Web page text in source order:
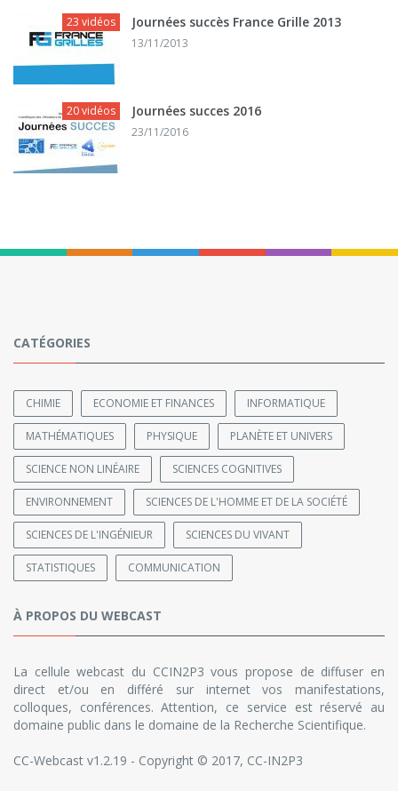
23 vidéos Journées succès France Grille 2013
13/11/2013
20 vidéos Journées succes 2016
23/11/2016
CATÉGORIES
CHIMIE ECONOMIE ET FINANCES INFORMATIQUE
MATHÉMATIQUES PHYSIQUE PLANÈTE ET UNIVERS
SCIENCE NON LINÉAIRE SCIENCES COGNITIVES
ENVIRONNEMENT SCIENCES DE L'HOMME ET DE LA SOCIÉTÉ
SCIENCES DE L'INGÉNIEUR SCIENCES DU VIVANT
STATISTIQUES COMMUNICATION
À PROPOS DU WEBCAST
La cellule webcast du CCIN2P3 vous propose de diffuser en
direct et/ou en différé sur internet vos manifestations,
colloques, conférences. Attention, ce service est réservé au
domaine public dans le domaine de la Recherche Scientifique.
CC-Webcast v1.2.19 - Copyright © 2017, CC-IN2P3